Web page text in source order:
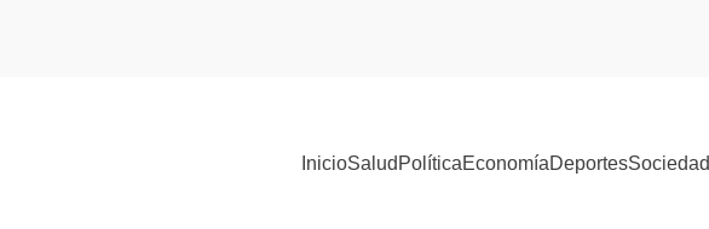
InicioSalud PolíticaEconomíaDeportesSociedad